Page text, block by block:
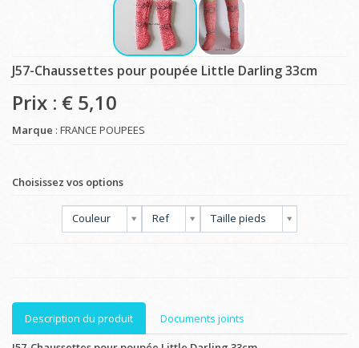
J57-Chaussettes pour poupée Little Darling 33cm
Prix : € 5,10
Marque : FRANCE POUPEES
Choisissez vos options
Couleur Ref Taille pieds
Description du produit
Documents joints